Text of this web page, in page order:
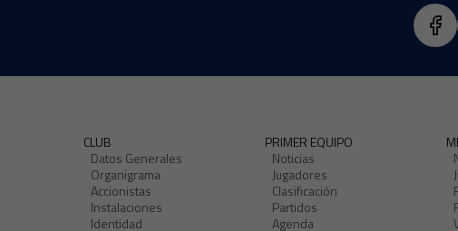
CLUB
Datos Generales
Organigrama
Accionistas
Instalaciones
Identidad
PRIMER EQUIPO
Noticias
Jugadores
Clasificación
Partidos
Agenda